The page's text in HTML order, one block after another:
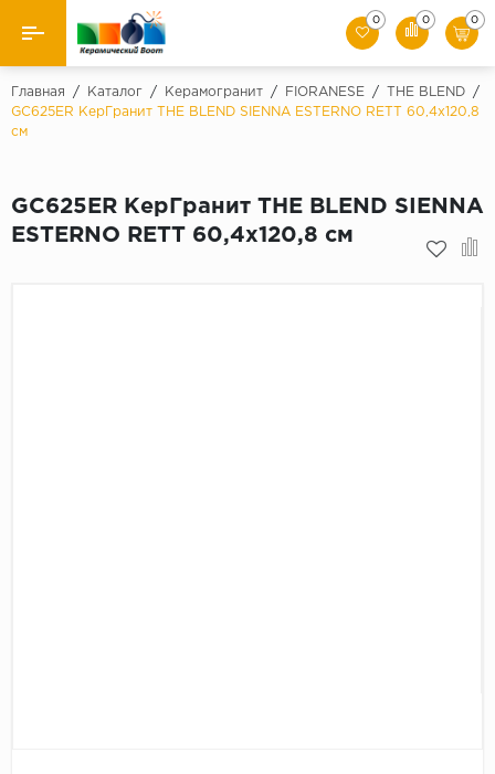
Назад
Производители
Керамогранит
0 0 0
Главная / Каталог / Керамогранит / FIORANESE / THE BLEND
/
GC625ER КерГранит THE BLEND SIENNA ESTERNO RETT 60,4x120,8
см
GC625ER КерГранит THE BLEND SIENNA
ESTERNO RETT 60,4x120,8 см